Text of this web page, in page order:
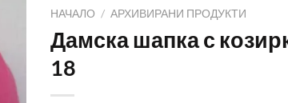
НАЧАЛО / АРХИВИРАНИ ПРОДУКТИ
Дамска шапка с
18